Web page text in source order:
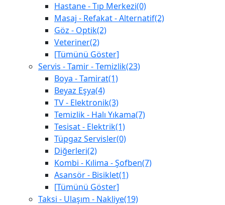
Hastane - Tıp Merkezi(0)
Masaj - Refakat - Alternatif(2)
Göz - Optik(2)
Veteriner(2)
[Tümünü Göster]
Servis - Tamir - Temizlik(23)
Boya - Tamirat(1)
Beyaz Eşya(4)
TV - Elektronik(3)
Temizlik - Halı Yıkama(7)
Tesisat - Elektrik(1)
Tüpgaz Servisler(0)
Diğerleri(2)
Kombi - Kılima - Şofben(7)
Asansör - Bisiklet(1)
[Tümünü Göster]
Taksi - Ulaşım - Nakliye(19)